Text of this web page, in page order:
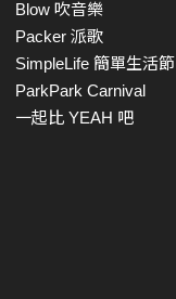
Blow 吹音樂
Packer 派歌
SimpleLife 簡單生活節
ParkPark Carnival
一起比 YEAH 吧